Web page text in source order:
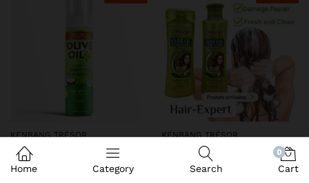
KENBANG TRÉSOR
DEQROY Olive Oil Mousse
Coiffante – Hold & Shine
KENBANG TRÉSOR
Duo CANSoft Shampooing &
Après-shampooing à l’Huile
Home Category Search
0
Cart